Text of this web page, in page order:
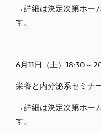
→詳細は決定次第ホー
す。
6月11日（土）18:30～
栄養と内分泌系セミナ
→詳細は決定次第ホー
す。